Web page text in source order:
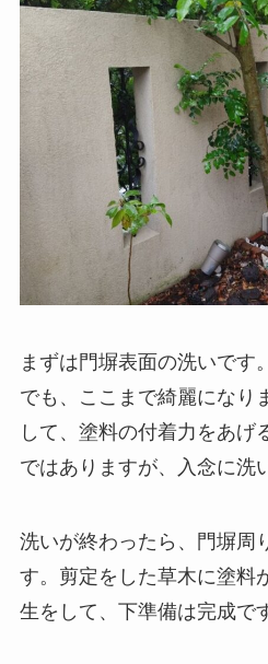
まずは門塀表面の洗いです
でも、ここまで綺麗になり
して、塗料の付着力をあげ
ではありますが、入念に洗
洗いが終わったら、門塀周
す。剪定をした草木に塗料
生をして、下準備は完成で